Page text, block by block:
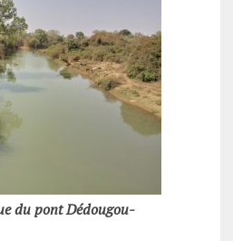
du pont Dédougou-